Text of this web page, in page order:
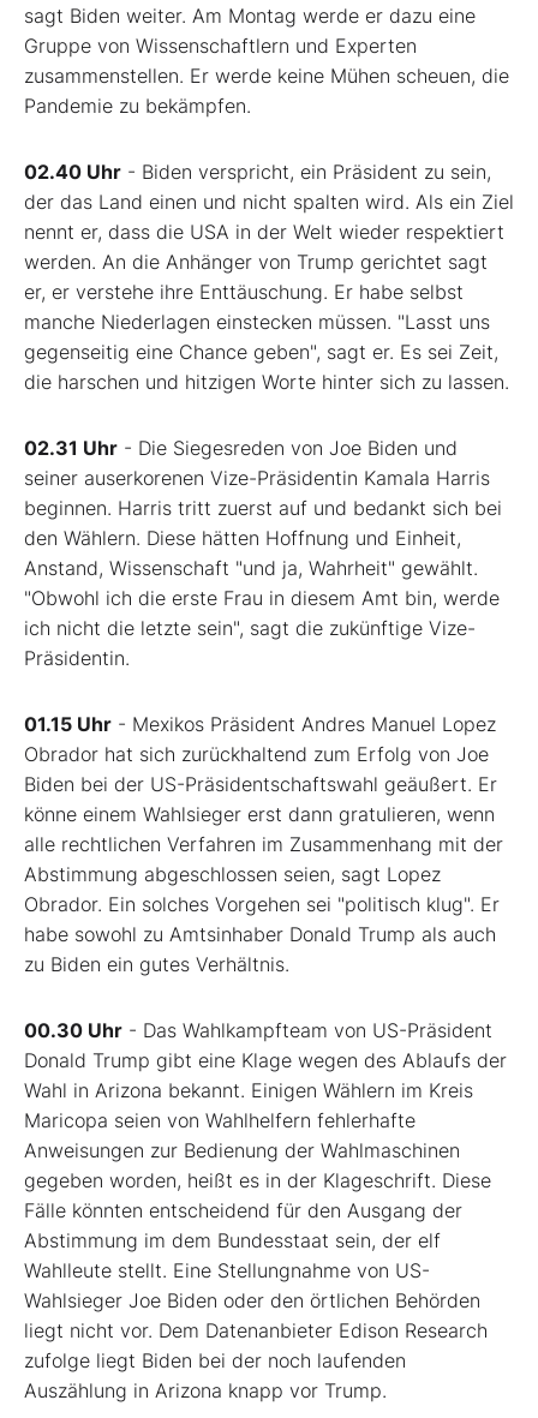
sagt Biden weiter. Am Montag werde er dazu eine
Gruppe von Wissenschaftlern und Experten
zusammenstellen. Er werde keine Mühen scheuen, die
Pandemie zu bekämpfen.
02.40 Uhr - Biden verspricht, ein Präsident zu sein,
der das Land einen und nicht spalten wird. Als ein Ziel
nennt er, dass die USA in der Welt wieder respektiert
werden. An die Anhänger von Trump gerichtet sagt
er, er verstehe ihre Enttäuschung. Er habe selbst
manche Niederlagen einstecken müssen. "Lasst uns
gegenseitig eine Chance geben", sagt er. Es sei Zeit,
die harschen und hitzigen Worte hinter sich zu lassen.
02.31 Uhr - Die Siegesreden von Joe Biden und
seiner auserkorenen Vize-Präsidentin Kamala Harris
beginnen. Harris tritt zuerst auf und bedankt sich bei
den Wählern. Diese hätten Hoffnung und Einheit,
Anstand, Wissenschaft "und ja, Wahrheit" gewählt.
"Obwohl ich die erste Frau in diesem Amt bin, werde
ich nicht die letzte sein", sagt die zukünftige Vize-
Präsidentin.
01.15 Uhr - Mexikos Präsident Andres Manuel Lopez
Obrador hat sich zurückhaltend zum Erfolg von Joe
Biden bei der US-Präsidentschaftswahl geäußert. Er
könne einem Wahlsieger erst dann gratulieren, wenn
alle rechtlichen Verfahren im Zusammenhang mit der
Abstimmung abgeschlossen seien, sagt Lopez
Obrador. Ein solches Vorgehen sei "politisch klug". Er
habe sowohl zu Amtsinhaber Donald Trump als auch
zu Biden ein gutes Verhältnis.
00.30 Uhr - Das Wahlkampfteam von US-Präsident
Donald Trump gibt eine Klage wegen des Ablaufs der
Wahl in Arizona bekannt. Einigen Wählern im Kreis
Maricopa seien von Wahlhelfern fehlerhafte
Anweisungen zur Bedienung der Wahlmaschinen
gegeben worden, heißt es in der Klageschrift. Diese
Fälle könnten entscheidend für den Ausgang der
Abstimmung im dem Bundesstaat sein, der elf
Wahlleute stellt. Eine Stellungnahme von US-
Wahlsieger Joe Biden oder den örtlichen Behörden
liegt nicht vor. Dem Datenanbieter Edison Research
zufolge liegt Biden bei der noch laufenden
Auszählung in Arizona knapp vor Trump.